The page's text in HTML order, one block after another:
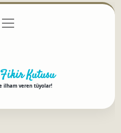
Politikası
menüyü
aç
Kutusu
ilham veren tüyolar!